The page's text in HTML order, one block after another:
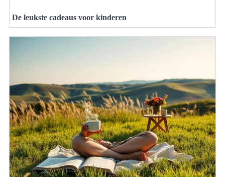
De leukste cadeaus voor kinderen